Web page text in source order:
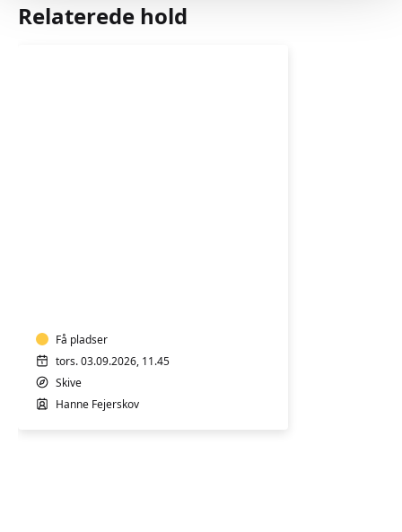
Relaterede hold
Få pladser
tors. 03.09.2026, 11.45
Skive
Hanne Fejerskov